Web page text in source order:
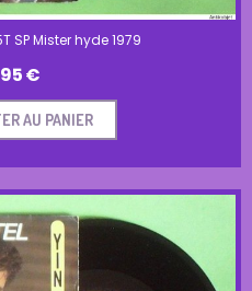
SP Mister hyde 1979
€
AU PANIER